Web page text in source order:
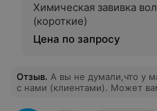
Химическая завивка
(короткие)
Цена по запросу
Отзыв. А вы не думали,что у
с нами (клиентами). Может